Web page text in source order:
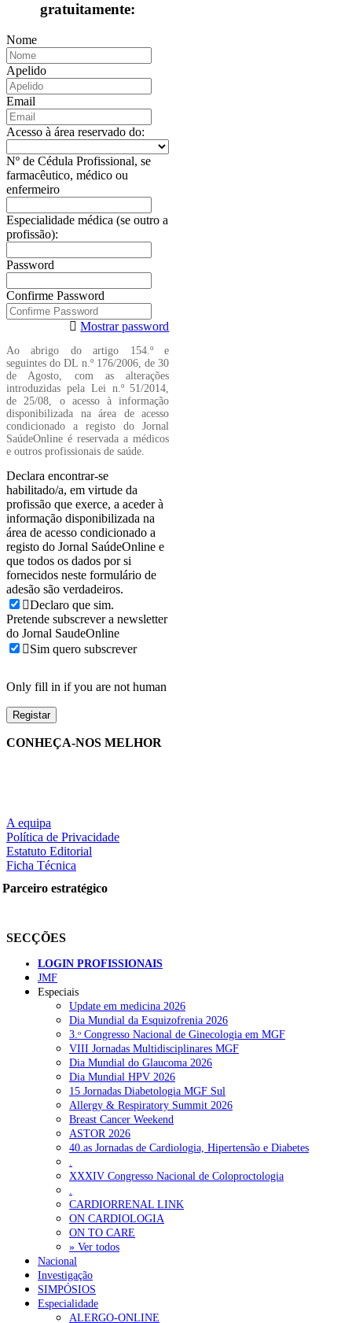
gratuitamente:
Nome
Apelido
Email
Acesso à área reservado do:
Nº de Cédula Profissional, se
farmacêutico, médico ou
enfermeiro
Especialidade médica (se outro a
profissão):
Password
Confirme Password
Mostrar password
Ao abrigo do artigo 154.º e
seguintes do DL n.º 176/2006, de 30
de Agosto, com as alterações
introduzidas pela Lei n.º 51/2014,
de 25/08, o acesso à informação
disponibilizada na área de acesso
condicionado a registo do Jornal
SaúdeOnline é reservada a médicos
e outros profissionais de saúde.
Declara encontrar-se
habilitado/a, em virtude da
profissão que exerce, a aceder à
informação disponibilizada na
área de acesso condicionado a
registo do Jornal SaúdeOnline e
que todos os dados por si
fornecidos neste formulário de
adesão são verdadeiros.
Declaro que sim.
Pretende subscrever a newsletter
do Jornal SaudeOnline
Sim quero subscrever
Only fill in if you are not human
CONHEÇA-NOS MELHOR
A equipa
Política de Privacidade
Estatuto Editorial
Ficha Técnica
Parceiro estratégico
SECÇÕES
LOGIN PROFISSIONAIS
JMF
Especiais
Update em medicina 2026
Dia Mundial da Esquizofrenia 2026
3.ᵒ Congresso Nacional de Ginecologia em MGF
VIII Jornadas Multidisciplinares MGF
Dia Mundial do Glaucoma 2026
Dia Mundial HPV 2026
15 Jornadas Diabetologia MGF Sul
Allergy & Respiratory Summit 2026
Breast Cancer Weekend
ASTOR 2026
40.as Jornadas de Cardiologia, Hipertensão e Diabetes
XXXIV Congresso Nacional de Coloproctologia
CARDIORRENAL LINK
ON CARDIOLOGIA
ON TO CARE
» Ver todos
Nacional
Investigação
SIMPÓSIOS
Especialidade
ALERGO-ONLINE